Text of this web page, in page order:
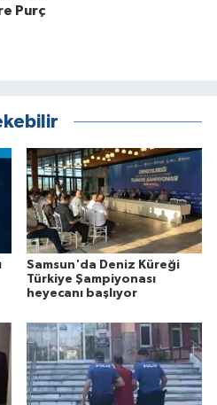
Purç
Samsun'da Deniz Küreği
Türkiye Şampiyonası
heyecanı başlıyor